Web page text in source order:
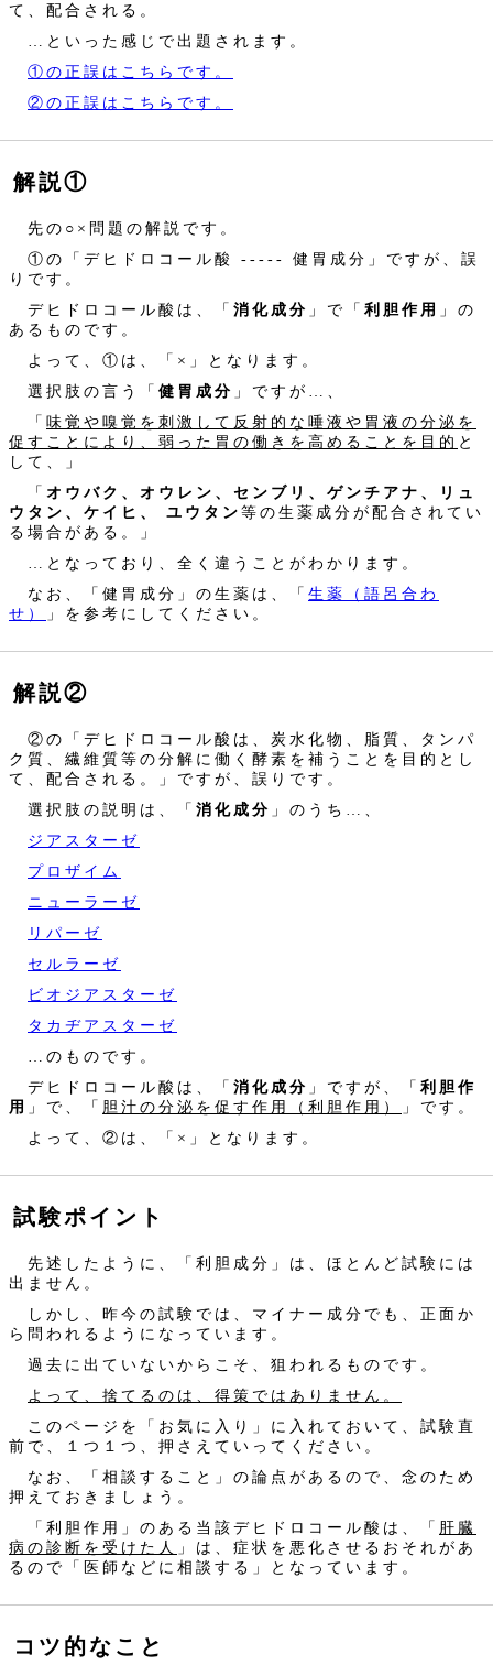
て、配合される。
…といった感じで出題されます。
①の正誤はこちらです。
②の正誤はこちらです。
解説①
先の○×問題の解説です。
①の「デヒドロコール酸 ----- 健胃成分」ですが、誤
りです。
デヒドロコール酸は、「 消化成分 」で「 利胆作用
」の
あるものです。
よって、①は、「×」となります。
選択肢の言う「 健胃成分 」ですが…、
「 味覚や嗅覚を刺激して反射的な唾液や胃液の分泌を
促すことにより、弱った胃の働きを高めることを目的 と
して、」
「 オウバク、オウレン、センブリ、ゲンチアナ、リュ
ウタン、ケイヒ、 ユウタン等の生薬成分が配合されてい
る場合がある。」
…となっており、全く違うことがわかります。
なお、「健胃成分」の生薬は、「 生薬（語呂合わ
せ）
」を参考にしてください。
解説②
②の「デヒドロコール酸は、炭水化物、脂質、タンパ
ク質、繊維質等の分解に働く酵素を補うことを目的とし
て、配合される。」ですが、誤りです。
選択肢の説明は、「 消化成分 」のうち…、
ジアスターゼ
プロザイム
ニューラーゼ
リパーゼ
セルラーゼ
ビオジアスターゼ
タカヂアスターゼ
…のものです。
デヒドロコール酸は、「 消化成分 」ですが、「 利胆作
用
」で、「 胆汁の分泌を促す作用（利胆作用）
」です。
よって、②は、「×」となります。
試験ポイント
先述したように、「利胆成分」は、ほとんど試験には
出ません。
しかし、昨今の試験では、マイナー成分でも、正面か
ら問われるようになっています。
過去に出ていないからこそ、狙われるものです。
よって、捨てるのは、得策ではありません。
このページを「お気に入り」に入れておいて、試験直
前で、１つ１つ、押さえていってください。
なお、「相談すること」の論点があるので、念のため
押えておきましょう。
「利胆作用」のある当該デヒドロコール酸は、「 肝臓
病の診断を受けた人
」は、症状を悪化させるおそれがあ
るので「医師などに相談する」となっています。
コツ的なこと